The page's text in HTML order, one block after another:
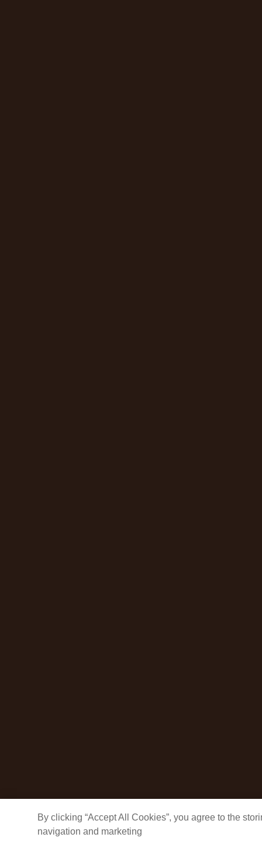
By clicking “Accept All Cookies”, you agree to the
navigation and marketing